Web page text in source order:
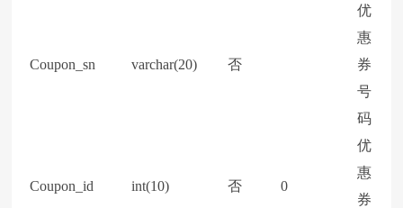
Coupon_sn varchar(20) 否
优
惠
券
号
码
Coupon_id int(10) 否 0
优
惠
券